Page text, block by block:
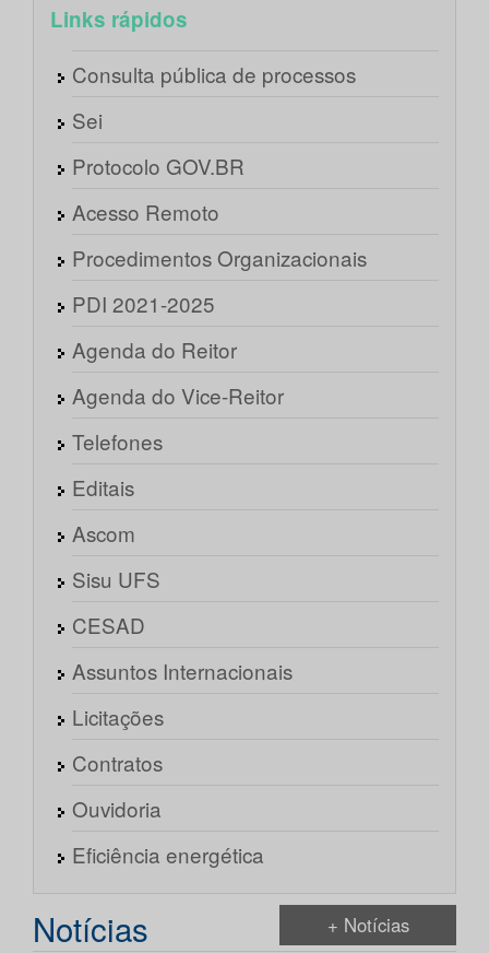
Links rápidos
Consulta pública de processos
Sei
Protocolo GOV.BR
Acesso Remoto
Procedimentos Organizacionais
PDI 2021-2025
Agenda do Reitor
Agenda do Vice-Reitor
Telefones
Editais
Ascom
Sisu UFS
CESAD
Assuntos Internacionais
Licitações
Contratos
Ouvidoria
Eficiência energética
Notícias + Notícias